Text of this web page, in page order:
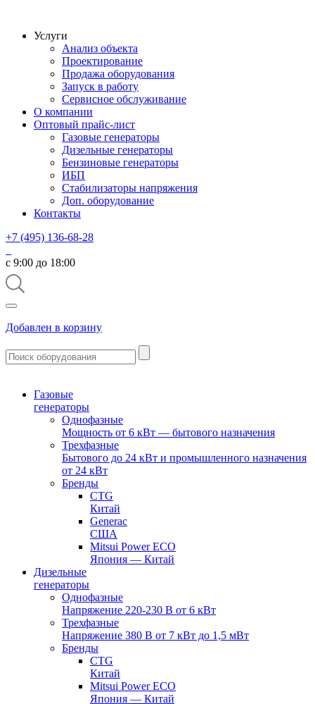
Услуги
Анализ объекта
Проектирование
Продажа оборудования
Запуск в работу
Сервисное обслуживание
О компании
Оптовый прайс-лист
Газовые генераторы
Дизельные генераторы
Бензиновые генераторы
ИБП
Стабилизаторы напряжения
Доп. оборудование
Контакты
+7 (495) 136-68-28
с 9:00 до 18:00
Добавлен в корзину
Газовые
генераторы
Однофазные
Мощность от 6 кВт — бытового назначения
Трехфазные
Бытового до 24 кВт и промышленного назначения
от 24 кВт
Бренды
CTG
Китай
Generac
США
Mitsui Power ECO
Япония — Китай
Дизельные
генераторы
Однофазные
Напряжение 220-230 В от 6 кВт
Трехфазные
Напряжение 380 В от 7 кВт до 1,5 мВт
Бренды
CTG
Китай
Mitsui Power ECO
Япония — Китай